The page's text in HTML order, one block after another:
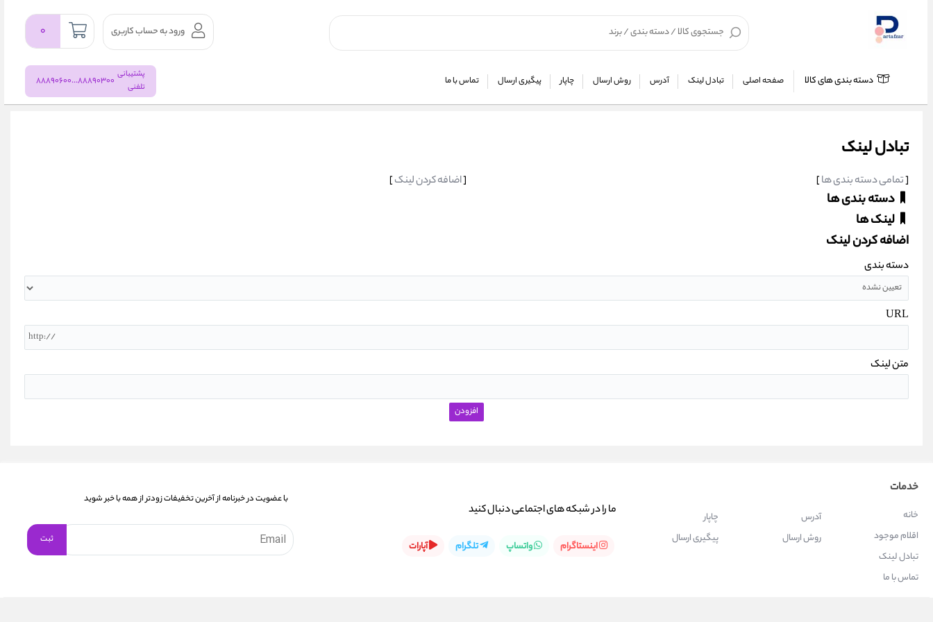
۰ ورود به حساب کاربری
پشتیبانی
تلفنی
88890300...88890600 صفحه اصلی تبادل لینک آدرس روش ارسال چاپار پیگیری ارسال تماس با ما دسته بندی های کالا
تبادل لینک
[تمامی دسته بندی ها]
[اضافه کردن لینک]
دسته بندی ها
لینک ها
اضافه کردن لینک
دسته بندی
URL
متن لینک
خدمات
خانه
اقلام موجود
تبادل لینک
تماس با ما
آدرس
روش ارسال
چاپار
پیگیری ارسال
ما را در شبكه های اجتماعی دنبال کنید
اینستاگرام واتساپ تلگرام آپارات
با عضویت در خبرنامه از آخرین تخفیفات زودتر از همه با خبر شوید